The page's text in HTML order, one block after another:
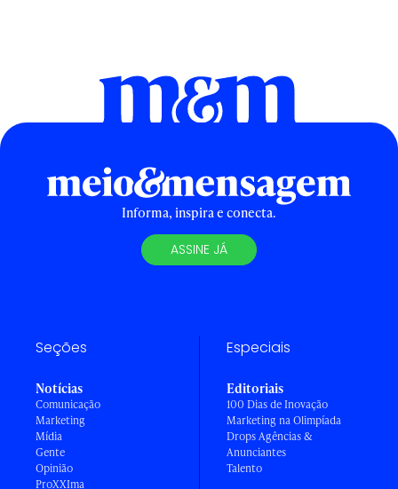
Informa, inspira e conecta.
ASSINE JÁ
Seções
Notícias
Comunicação
Marketing
Mídia
Gente
Opinião
ProXXIma
Especiais
Editoriais
100 Dias de Inovação
Marketing na Olimpíada
Drops Agências &
Anunciantes
Talento